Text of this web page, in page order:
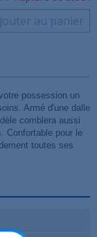
au panier
possession un
Armé d'une dalle
comblera aussi
Confortable pour le
toutes ses